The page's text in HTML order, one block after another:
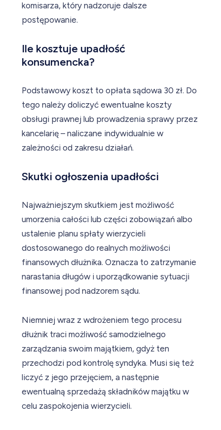
komisarza, który nadzoruje dalsze
postępowanie.
Ile kosztuje upadłość
konsumencka?
Podstawowy koszt to opłata sądowa 30 zł. Do
tego należy doliczyć ewentualne koszty
obsługi prawnej lub prowadzenia sprawy przez
kancelarię – naliczane indywidualnie w
zależności od zakresu działań.
Skutki ogłoszenia upadłości
Najważniejszym skutkiem jest możliwość
umorzenia całości lub części zobowiązań albo
ustalenie planu spłaty wierzycieli
dostosowanego do realnych możliwości
finansowych dłużnika. Oznacza to zatrzymanie
narastania długów i uporządkowanie sytuacji
finansowej pod nadzorem sądu.
Niemniej wraz z wdrożeniem tego procesu
dłużnik traci możliwość samodzielnego
zarządzania swoim majątkiem, gdyż ten
przechodzi pod kontrolę syndyka. Musi się też
liczyć z jego przejęciem, a następnie
ewentualną sprzedażą składników majątku w
celu zaspokojenia wierzycieli.